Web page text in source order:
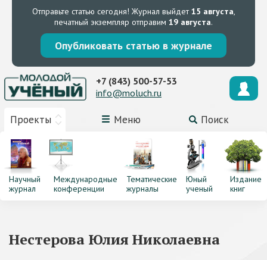
Отправьте статью сегодня! Журнал выйдет15 августа,
печатный экземпляр отправим 19 августа.
Опубликовать статью в журнале
Проекты Меню Поиск
+7 (843) 500-57-53
info@moluch.ru
Научный
журнал
Международные
конференции
Тематические
журналы
Юный
ученый
Издание
книг
Нестерова Юлия Николаевна